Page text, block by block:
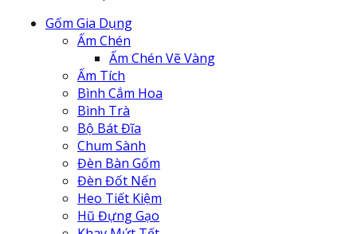
Gốm Gia Dụng
Ấm Chén
Ấm Chén Vẽ Vàng
Ấm Tích
Bình Cắm Hoa
Bình Trà
Bộ Bát Đĩa
Chum Sành
Đèn Bàn Gốm
Đèn Đốt Nến
Heo Tiết Kiệm
Hũ Đựng Gạo